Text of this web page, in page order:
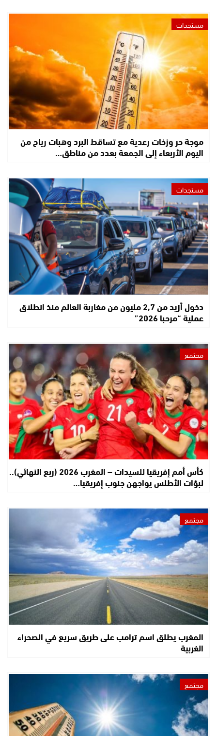
مستجدات
موجة حر وزخات رعدية مع تساقط البرد وهبات رياح من
اليوم الأربعاء إلى الجمعة بعدد من مناطق…
مستجدات
دخول أزيد من 2,7 مليون من مغاربة العالم منذ انطلاق
عملية “مرحبا 2026”
مجتمع
كأس أمم إفريقيا للسيدات – المغرب 2026 (ربع النهائي)..
لبؤات الأطلس يواجهن جنوب إفريقيا…
مجتمع
المغرب يطلق اسم ترامب على طريق سريع في الصحراء
الغربية
مجتمع